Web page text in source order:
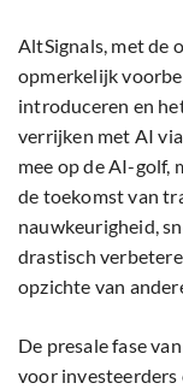
AltSignals, met de
opmerkelijk
introduceren en
verrijken met AI
mee op de AI-golf,
de toekomst van
nauwkeurigheid,
drastisch
opzichte van
De presale fase
voor investeerders